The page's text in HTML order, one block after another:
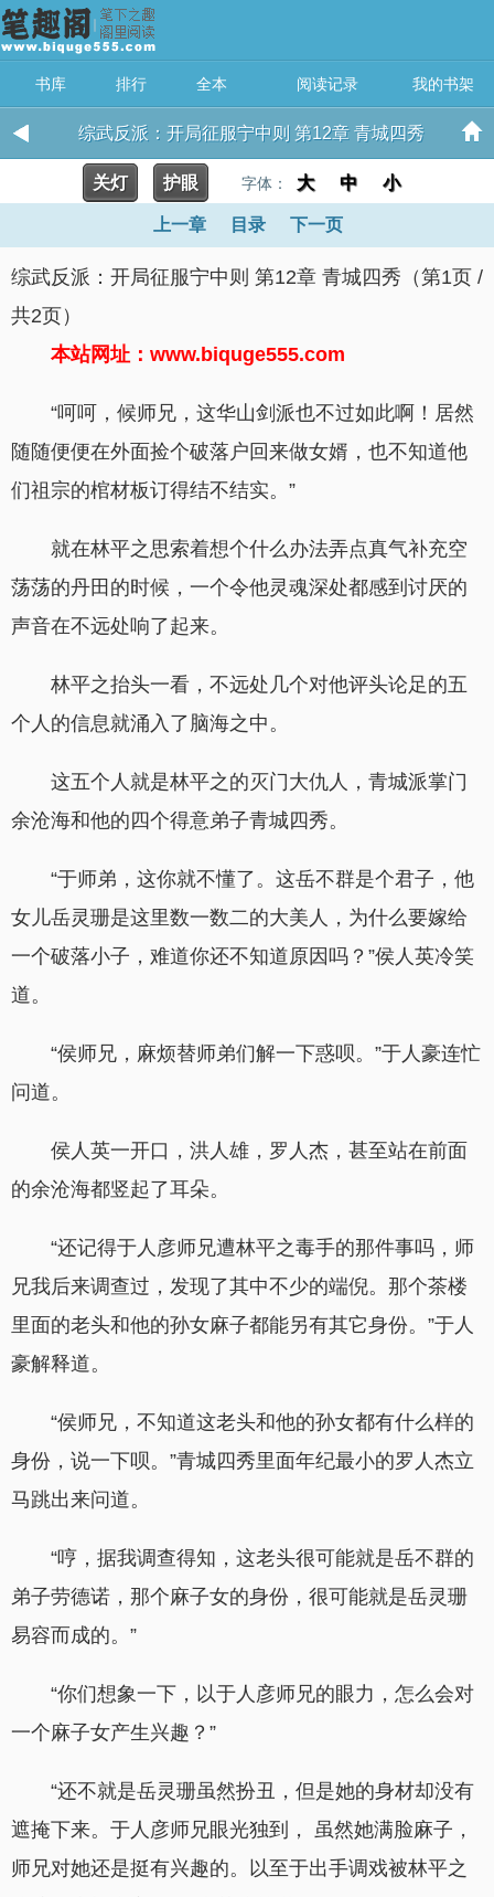
书库 排行 全本 阅读记录 我的书架
综武反派：开局征服宁中则 第12章 青城四秀
关灯 护眼 字体： 大 中 小
上一章 目录 下一页
综武反派：开局征服宁中则 第12章 青城四秀（第1页 /
共2页）
本站网址：www.biquge555.com
“呵呵，候师兄，这华山剑派也不过如此啊！居然
随随便便在外面捡个破落户回来做女婿，也不知道他
们祖宗的棺材板订得结不结实。”
就在林平之思索着想个什么办法弄点真气补充空
荡荡的丹田的时候，一个令他灵魂深处都感到讨厌的
声音在不远处响了起来。
林平之抬头一看，不远处几个对他评头论足的五
个人的信息就涌入了脑海之中。
这五个人就是林平之的灭门大仇人，青城派掌门
余沧海和他的四个得意弟子青城四秀。
“于师弟，这你就不懂了。这岳不群是个君子，他
女儿岳灵珊是这里数一数二的大美人，为什么要嫁给
一个破落小子，难道你还不知道原因吗？”侯人英冷笑
道。
“侯师兄，麻烦替师弟们解一下惑呗。”于人豪连忙
问道。
侯人英一开口，洪人雄，罗人杰，甚至站在前面
的余沧海都竖起了耳朵。
“还记得于人彦师兄遭林平之毒手的那件事吗，师
兄我后来调查过，发现了其中不少的端倪。那个茶楼
里面的老头和他的孙女麻子都能另有其它身份。”于人
豪解释道。
“侯师兄，不知道这老头和他的孙女都有什么样的
身份，说一下呗。”青城四秀里面年纪最小的罗人杰立
马跳出来问道。
“哼，据我调查得知，这老头很可能就是岳不群的
弟子劳德诺，那个麻子女的身份，很可能就是岳灵珊
易容而成的。”
“你们想象一下，以于人彦师兄的眼力，怎么会对
一个麻子女产生兴趣？”
“还不就是岳灵珊虽然扮丑，但是她的身材却没有
遮掩下来。于人彦师兄眼光独到， 虽然她满脸麻子，
师兄对她还是挺有兴趣的。以至于出手调戏被林平之